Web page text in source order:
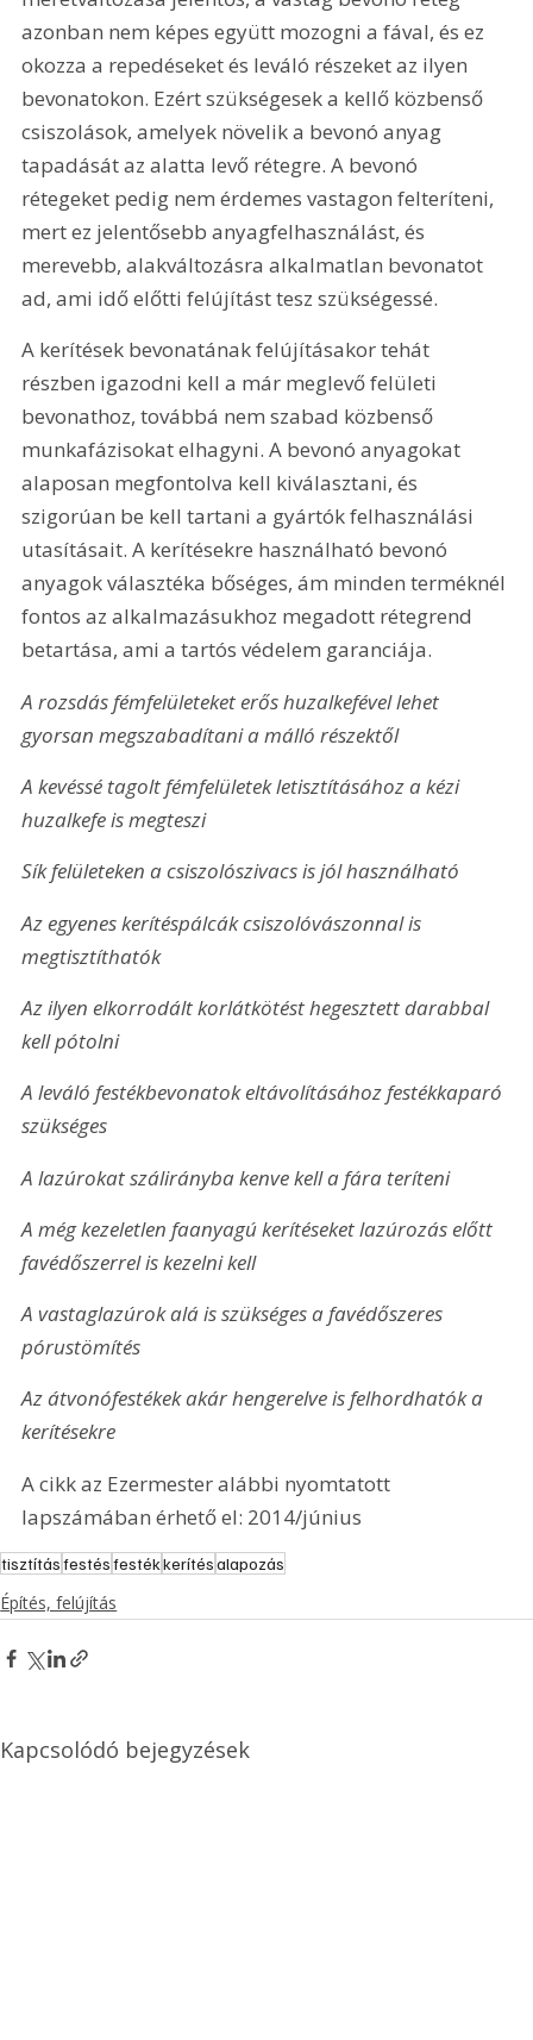
azonban nem képes együtt mozogni a fával, és ez
okozza a repedéseket és leváló részeket az ilyen
bevonatokon. Ezért szükségesek a kellő közbenső
csiszolások, amelyek növelik a bevonó anyag
tapadását az alatta levő rétegre. A bevonó
rétegeket pedig nem érdemes vastagon felteríteni,
mert ez jelentősebb anyagfelhasználást, és
merevebb, alakváltozásra alkalmatlan bevonatot
ad, ami idő előtti felújítást tesz szükségessé.
A kerítések bevonatának felújításakor tehát
részben igazodni kell a már meglevő felületi
bevonathoz, továbbá nem szabad közbenső
munkafázisokat elhagyni. A bevonó anyagokat
alaposan megfontolva kell kiválasztani, és
szigorúan be kell tartani a gyártók felhasználási
utasításait. A kerítésekre használható bevonó
anyagok választéka bőséges, ám minden terméknél
fontos az alkalmazásukhoz megadott rétegrend
betartása, ami a tartós védelem garanciája.
A rozsdás fémfelületeket erős huzalkefével lehet
gyorsan megszabadítani a málló részektől
A kevéssé tagolt fémfelületek letisztításához a kézi
huzalkefe is megteszi
Sík felületeken a csiszolószivacs is jól használható
Az egyenes kerítéspálcák csiszoló­vászonnal is
megtisztíthatók
Az ilyen elkorrodált korlátkötést hegesztett darabbal
kell pótolni
A leváló festékbevonatok eltávolí­tásához festékkaparó
szükséges
A lazúrokat szálirányba kenve kell a fára teríteni
A még kezeletlen faanyagú kerítéseket lazúrozás előtt
favédőszerrel is kezelni kell
A vastaglazúrok alá is szükséges a favédőszeres
pórustömítés
Az átvonófestékek akár hengerelve is felhordhatók a
kerítésekre
A cikk az Ezermester alábbi nyomtatott
lapszámában érhető el: 2014/június
tisztításfestésfestékkerítésalapozás
Építés, felújítás
Kapcsolódó bejegyzések